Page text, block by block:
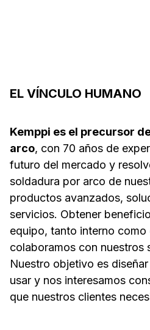
EL VÍNCULO HUMANO
Kemppi es el precursor
arco, con 70 años de
futuro del mercado y
soldadura por arco de
productos avanzados,
servicios. Obtener
equipo, tanto interno como
colaboramos con nuestros
Nuestro objetivo es
usar y nos interesamos
que nuestros clientes